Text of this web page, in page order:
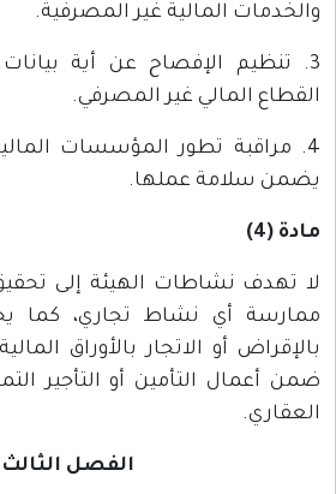
والخدمات المالية غير المصرفية.
3. تنظيم الإفصاح عن أية
القطاع المالي غير المصرفي.
4. مراقبة تطور المؤسسات
يضمن سلامة عملها.
مادة (4)
لا تهدف نشاطات الهيئة إلى
ممارسة أي نشاط تجاري، كما
بالإقراض أو الاتجار بالأوراق
ضمن أعمال التأمين أو التأجير
العقاري.
الفصل الثالث